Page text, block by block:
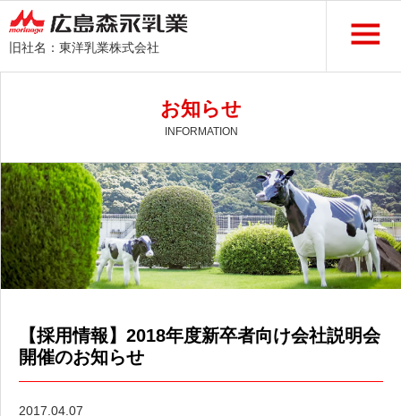
旧社名：東洋乳業株式会社
お知らせ
INFORMATION
【採用情報】2018年度新卒者向け会社説明会
開催のお知らせ
2017.04.07